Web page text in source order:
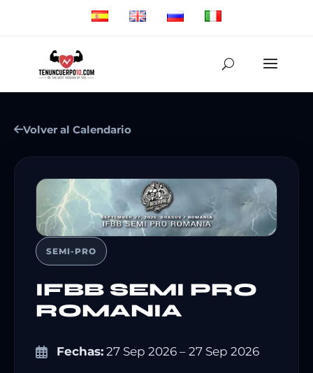
Volver al Calendario
SEMI-PRO
IFBB SEMI PRO
ROMANIA
Fechas: 27 Sep 2026 – 27 Sep 2026